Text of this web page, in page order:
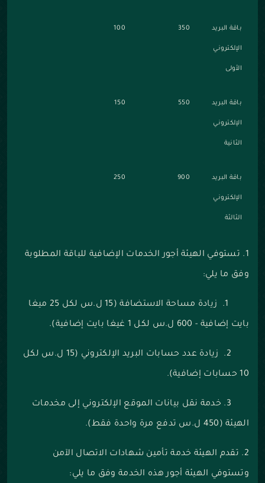
باقة البريد
الإلكتروني
الأولى
350
100
باقة البريد
الإلكتروني
الثانية
550
150
باقة البريد
الإلكتروني
الثالثة
900
250
1. تستوفي الهيئة أجور الخدمات الإضافية للباقة المطلوبة
وفق ما يلي:
1. زيادة مساحة الاستضافة (15 ل.س لكل 25 ميغا
بايت إضافية - 600 ل.س لكل 1 غيغا بايت إضافية).
2. زيادة عدد حسابات البريد الإلكتروني (15 ل.س لكل
10 حسابات إضافية).
3. خدمة نقل بيانات الموقع الإلكتروني إلى مخدمات
الهيئة (450 ل.س تدفع مرة واحدة فقط).
2. تقدم الهيئة خدمة تأمين شهادات الاتصال الآمن
وتستوفي الهيئة أجور هذه الخدمة وفق ما يلي: